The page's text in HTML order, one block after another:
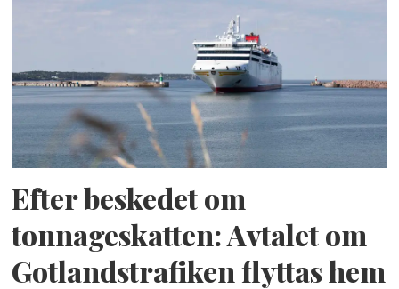
Efter beskedet om
tonnageskatten: Avtalet om
Gotlandstrafiken flyttas hem